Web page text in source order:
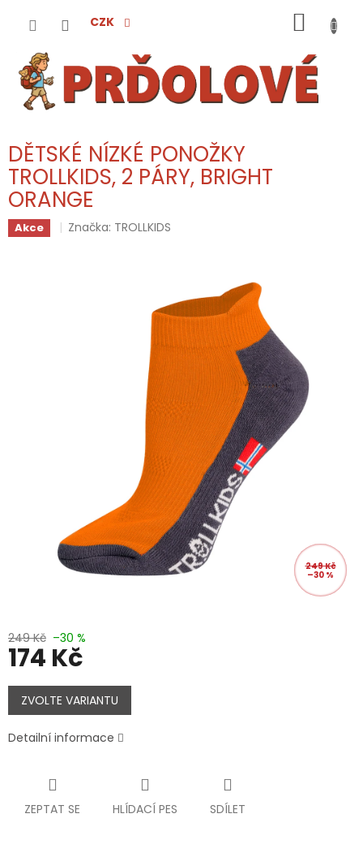
CZK
KOŠÍK
DĚTSKÉ NÍZKÉ PONOŽKY
TROLLKIDS, 2 PÁRY, BRIGHT
ORANGE
Akce Značka: TROLLKIDS
249 Kč
–30 %
249 Kč –30 %
174 Kč
Měrná
cena:
ZVOLTE VARIANTU
Detailní informace
ZEPTAT SE HLÍDACÍ PES SDÍLET